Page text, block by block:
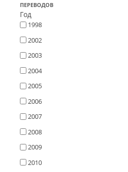
ПЕРЕВОДОВ
Год
1998
2002
2003
2004
2005
2006
2007
2008
2009
2010